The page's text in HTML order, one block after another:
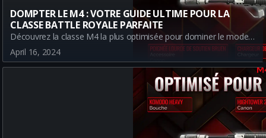
DOMPTER LE M4 : VOTRE GUIDE ULTIME POUR LA
CLASSE BATTLE ROYALE PARFAITE
Découvrez la classe M4 la plus optimisée pour dominer le mode Battle Royale dans Warzone. De l'explication des accessoires aux pros et aux cons, tout est couvert. Dominez le champ de bataille dès maintenant !
April 16, 2024